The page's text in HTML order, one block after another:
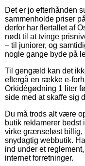
Det er jo efterhånden
sammenholde priser
derfor har flertallet af
nødt til at tvinge
– til juniorer, og
nogle gange byde på
Til gengæld kan det
eftergå en række e-
Orkidégødning 1 liter
side med at skaffe sig
Du må trods alt være
butik reklamerer bedst
virke grænseløst billig,
snydagtig webbutik.
ind under et
internet forretninger.